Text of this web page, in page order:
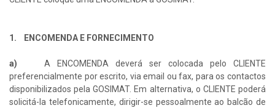
1. ENCOMENDA E FORNECIMENTO
a) A ENCOMENDA deverá ser colocada pelo CLIENTE
preferencialmente por escrito, via email ou fax, para os contactos
disponibilizados pela GOSIMAT. Em alternativa, o CLIENTE poderá
solicitá-la telefonicamente, dirigir-se pessoalmente ao balcão de